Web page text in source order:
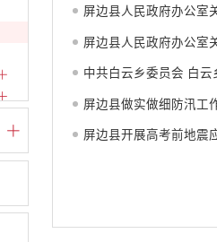
屏边县人民政府办公室
屏边县人民政府办公室
中共白云乡委员会 白
屏边县做实做细防汛工
屏边县开展高考前地震